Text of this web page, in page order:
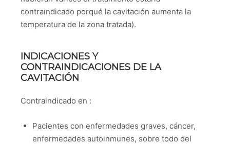
contraindicado porqué la cavitación aumenta la
temperatura de la zona tratada).
INDICACIONES Y
CONTRAINDICACIONES DE LA
CAVITACIÓN
Contraindicado en :
Pacientes con enfermedades graves, cáncer,
enfermedades autoinmunes, sobre todo del